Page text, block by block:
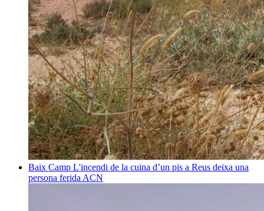
Baix Camp L'incendi de la cuina d’un pis a Reus deixa una
persona ferida ACN